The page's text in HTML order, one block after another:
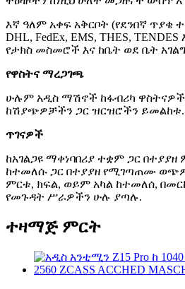
እኛ ዓለም አቀፍ አቅርቦት (የደንበኛ ጥያቄ
DHL, FedEx, EMS, THES,
የታክስ መስመሮች እና ከቤት ወደ ቤት
የዋስትና ማረጋገጫ
ሁሉም አዲስ ማሽኖች ከፋብሪካ
ከሽያጭዎቻችን ጋር ዝርዝሮችን ይመልከቱ.
ጥገናዎች
ከአገልጋዩ ማቀነባበሪያ ተቋም ጋር
ከተመለሱ ጋር በተያያዘ የሚገጣጠሙ
ምርቱ, ክፍል, ወይም አካል ከተመለሰ,
የመጉዳት ሥራዎችን ሁሉ ያጣሉ.
ተዛማጅ ምርት